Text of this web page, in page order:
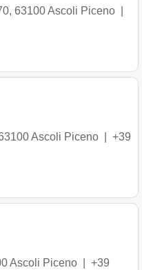
, 63100Ascoli Piceno
Ascoli Piceno
+39
Ascoli Piceno
+39